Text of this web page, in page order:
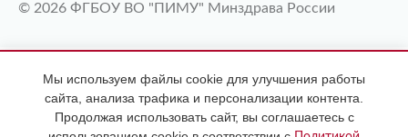
© 2026 ФГБОУ ВО "ПИМУ" Минздрава России
ИМЕЮТСЯ ПРОТИВОПОКАЗАНИЯ
НЕОБХОДИМА КОНСУЛЬТАЦИЯ
СПЕЦИАЛИСТА
Мы используем файлы cookie для улучшения работы
сайта, анализа трафика и персонализации контента.
Продолжая использовать сайт, вы соглашаетесь с